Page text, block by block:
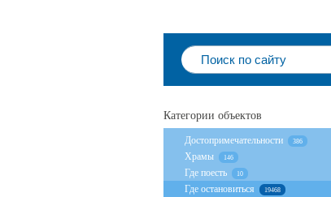
Категории объектов
Достопримечательности 386
Храмы 146
Где поесть 10
Где остановиться 19468